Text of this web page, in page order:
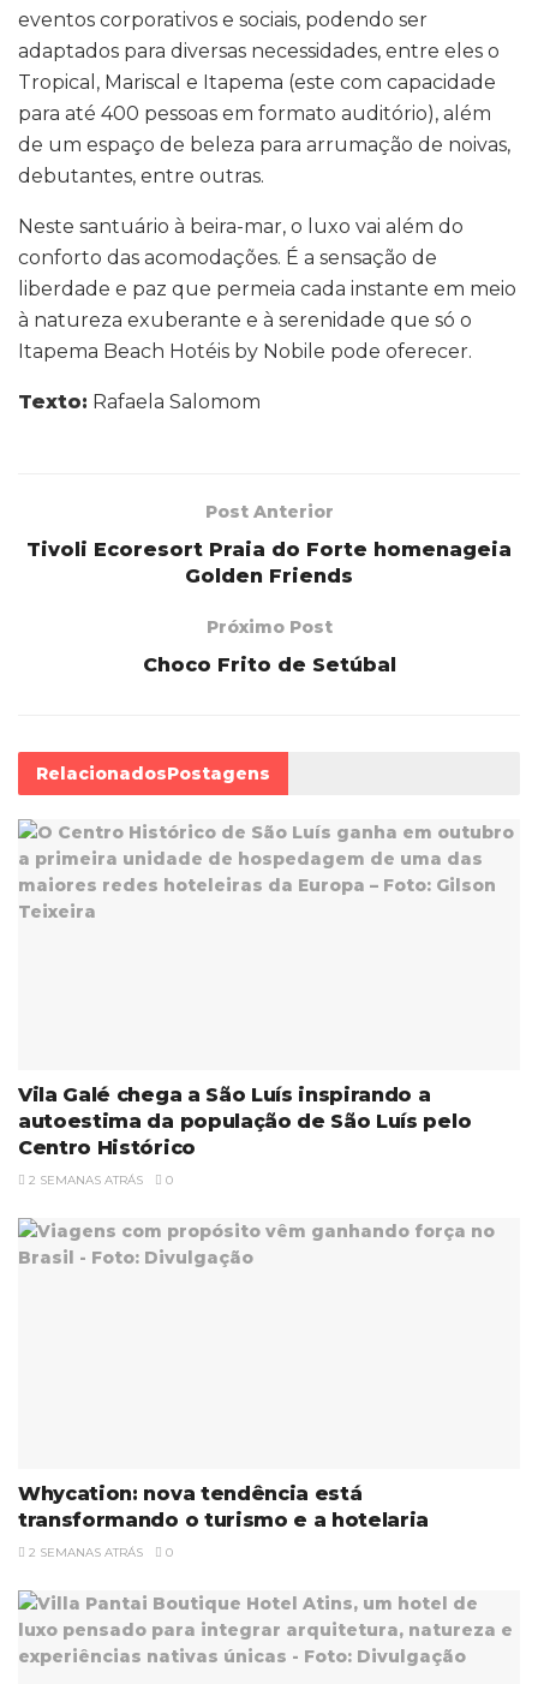
eventos corporativos e sociais, podendo ser
adaptados para diversas necessidades, entre eles o
Tropical, Mariscal e Itapema (este com capacidade
para até 400 pessoas em formato auditório), além
de um espaço de beleza para arrumação de noivas,
debutantes, entre outras.
Neste santuário à beira-mar, o luxo vai além do
conforto das acomodações. É a sensação de
liberdade e paz que permeia cada instante em meio
à natureza exuberante e à serenidade que só o
Itapema Beach Hotéis by Nobile pode oferecer.
Texto: Rafaela Salomom
Post Anterior
Tivoli Ecoresort Praia do Forte homenageia
Golden Friends
Próximo Post
Choco Frito de Setúbal
RelacionadosPostagens
Vila Galé chega a São Luís inspirando a
autoestima da população de São Luís pelo
Centro Histórico
2 SEMANAS ATRÁS 0
Whycation: nova tendência está
transformando o turismo e a hotelaria
2 SEMANAS ATRÁS 0